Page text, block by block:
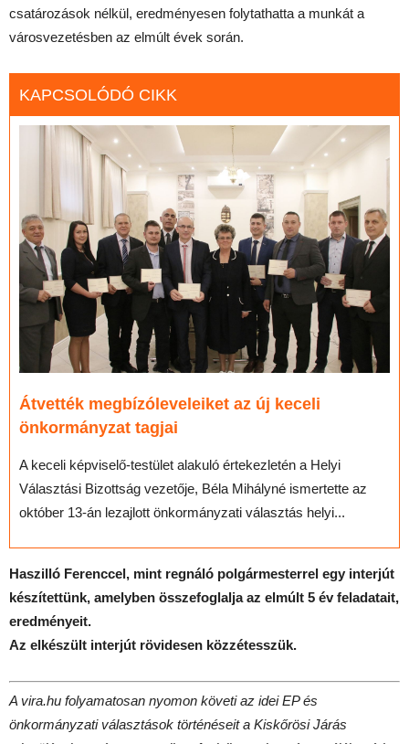
csatározások nélkül, eredményesen folytathatta a munkát a
városvezetésben az elmúlt évek során.
KAPCSOLÓDÓ CIKK
Átvették megbízóleveleiket az új keceli
önkormányzat tagjai
A keceli képviselő-testület alakuló értekezletén a Helyi
Választási Bizottság vezetője, Béla Mihályné ismertette az
október 13-án lezajlott önkormányzati választás helyi...
Haszilló Ferenccel, mint regnáló polgármesterrel egy interjút
készítettünk, amelyben összefoglalja az elmúlt 5 év feladatait,
eredményeit.
Az elkészült interjút rövidesen közzétesszük.
A vira.hu folyamatosan nyomon követi az idei EP és
önkormányzati választások történéseit a Kiskőrösi Járás